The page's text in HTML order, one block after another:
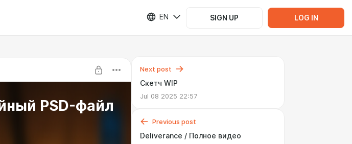
EN SIGN UP LOG IN
PSD-файл
Next post
Скетч WIP
Jul 08 2025 22:57
Previous post
Deliverance / Полное видео